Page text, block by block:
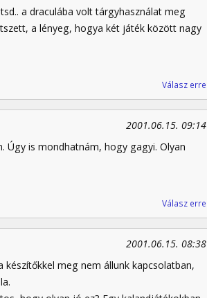
a draculába volt tárgyhasználat meg
a lényeg, hogya két játék között nagy
Válasz erre
2001.06.15. 09:14
Úgy is mondhatnám, hogy gagyi. Olyan
Válasz erre
2001.06.15. 08:38
meg nem állunk kapcsolatban,